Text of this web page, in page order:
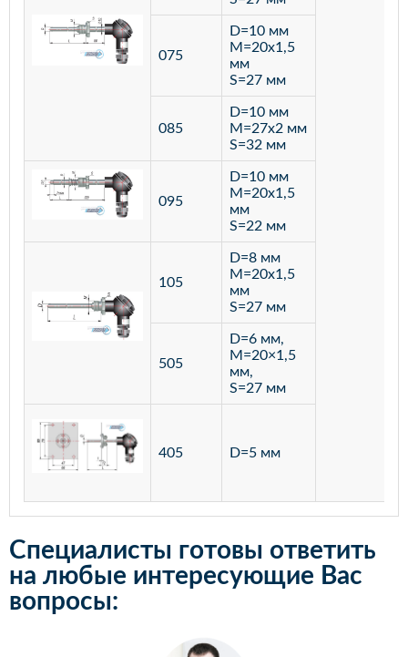
075
D=10 мм
M=20х1,5
мм
S=27 мм
085
D=10 мм
M=27х2 мм
S=32 мм
095
D=10 мм
M=20х1,5
мм
S=22 мм
105
D=8 мм
M=20х1,5
мм
S=27 мм
505
D=6 мм,
M=20×1,5
мм,
S=27 мм
405 D=5 мм
Специалисты готовы ответить
на любые интересующие Вас
вопросы: